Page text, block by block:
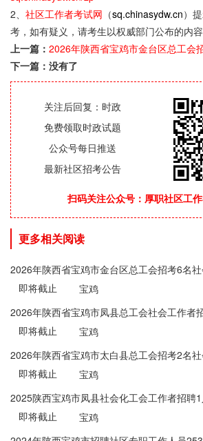
2、 社区工作者考试网 （sq.chinasydw.cn）
考，如有疑义，请考生以权威部门公布的内容
上一篇： 2026年陕西省宝鸡市金台区总工会
下一篇：没有了
关注后回复：时政
免费领取时政试题
公众号每日推送
最新社区招考公告
扫码关注公众号：厚职社区工
更多相关阅读
2026年陕西省宝鸡市金台区总工会招考6名
告即将截止
宝鸡
2026年陕西省宝鸡市凤县总工会社会工作者
即将截止
宝鸡
2026年陕西省宝鸡市太白县总工会招考2名
公告
即将截止
宝鸡
2025陕西宝鸡市凤县社会化工会工作者招聘
即将截止
宝鸡